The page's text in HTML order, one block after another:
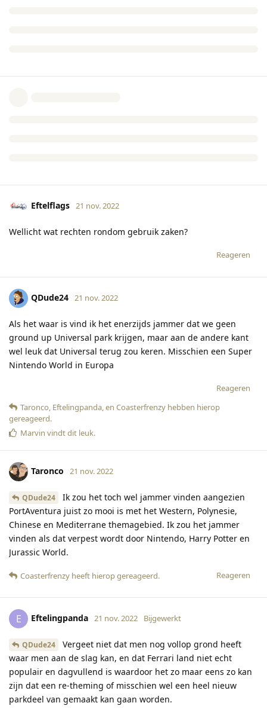
Eftelflags 21 nov. 2022
Wellicht wat rechten rondom gebruik zaken?
Reageren
QDude24 21 nov. 2022
Als het waar is vind ik het enerzijds jammer dat we geen
ground up Universal park krijgen, maar aan de andere kant
wel leuk dat Universal terug zou keren. Misschien een Super
Nintendo World in Europa
Reageren
Taronco, Eftelingpanda, en Coasterfrenzy hebben hierop
gereageerd.
Marvin vindt dit leuk.
Taronco 21 nov. 2022
QDude24
Ik zou het toch wel jammer vinden aangezien
PortAventura juist zo mooi is met het Western, Polynesie,
Chinese en Mediterrane themagebied. Ik zou het jammer
vinden als dat verpest wordt door Nintendo, Harry Potter en
Jurassic World.
Reageren
Coasterfrenzy heeft hierop gereageerd.
E Eftelingpanda 21 nov. 2022 Bijgewerkt
QDude24
Vergeet niet dat men nog vollop grond heeft
waar men aan de slag kan, en dat Ferrari land niet echt
populair en dagvullend is waardoor het zo maar eens zo kan
zijn dat een re-theming of misschien wel een heel nieuw
parkdeel van gemaakt kan gaan worden.